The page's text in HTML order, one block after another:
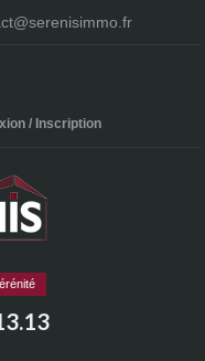
/ Inscription